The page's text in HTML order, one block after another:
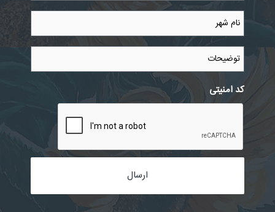
نام
شهر *
توضیحات
کد امنیتی